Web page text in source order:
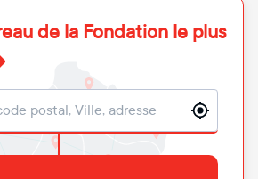
de la Fondation le plus